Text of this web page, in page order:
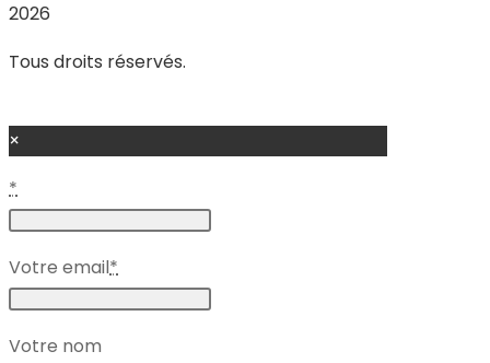
2026
Tous droits réservés.
×
*
Votre email*
Votre nom